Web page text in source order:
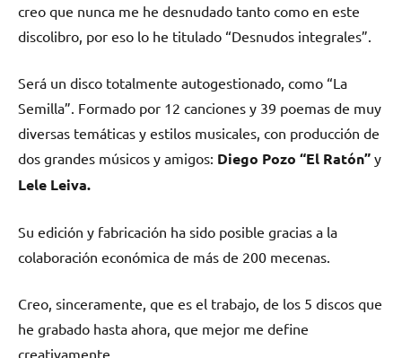
creo que nunca me he desnudado tanto como en este
discolibro, por eso lo he titulado “Desnudos integrales”.
Será un disco totalmente autogestionado, como “La
Semilla”. Formado por 12 canciones y 39 poemas de muy
diversas temáticas y estilos musicales, con producción de
dos grandes músicos y amigos: Diego Pozo “El Ratón” y
Lele Leiva.
Su edición y fabricación ha sido posible gracias a la
colaboración económica de más de 200 mecenas.
Creo, sinceramente, que es el trabajo, de los 5 discos que
he grabado hasta ahora, que mejor me define
creativamente.